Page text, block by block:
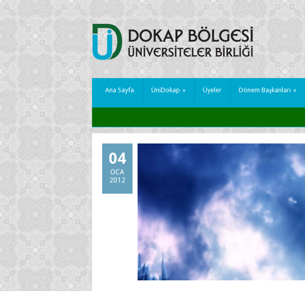
Ana Sayfa ÜniDokap » Üyeler Dönem Başkanları »
04
OCA
2012